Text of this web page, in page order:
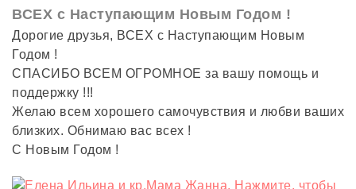
ВСЕХ с Наступающим Новым Годом !
Дорогие друзья, ВСЕХ с Наступающим Новым
Годом !
СПАСИБО ВСЕМ ОГРОМНОЕ за вашу помощь и
поддержку !!!
Желаю всем хорошего самочувствия и любви ваших
близких. Обнимаю вас всех !
С Новым Годом !